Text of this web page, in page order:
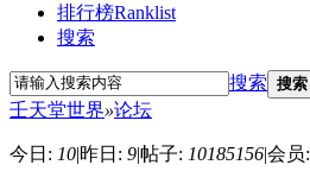
排行榜Ranklist
搜索
搜索 搜索
壬天堂世界»论坛
今日: 10|昨日: 9|帖子: 10185156|会员: